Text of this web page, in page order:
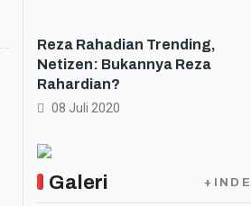
Reza Rahadian Trending,
Netizen: Bukannya Reza
Rahardian?
08 Juli 2020
Galeri